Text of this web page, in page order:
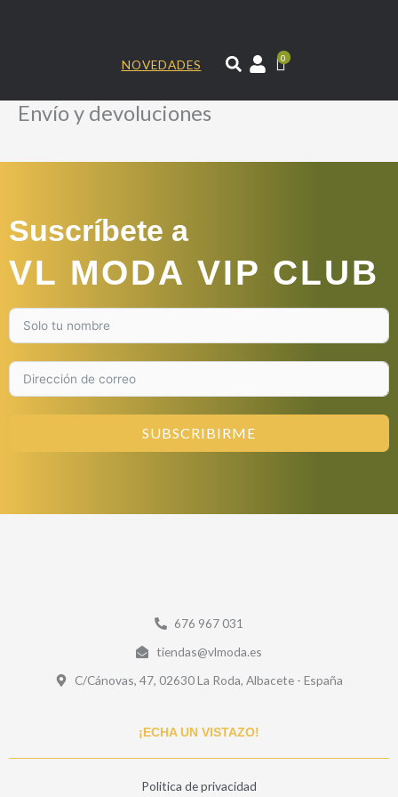
NOVEDADES
0
Envío y devoluciones
Suscríbete a
VL MODA VIP CLUB
SUBSCRIBIRME
676 967 031
tiendas@vlmoda.es
C/Cánovas, 47, 02630 La Roda, Albacete - España
¡ECHA UN VISTAZO!
Politica de privacidad